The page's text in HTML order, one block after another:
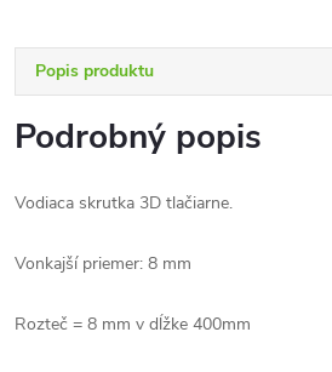
Popis produktu
Podrobný popis
Vodiaca skrutka 3D tlačiarne.
Vonkajší priemer: 8 mm
Rozteč = 8 mm v dĺžke 400mm